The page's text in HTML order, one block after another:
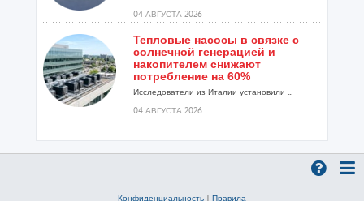
04 АВГУСТА 2026
Тепловые насосы в связке с
солнечной генерацией и
накопителем снижают
потребление на 60%
Исследователи из Италии установили ...
04 АВГУСТА 2026
Конфиденциальность | Правила